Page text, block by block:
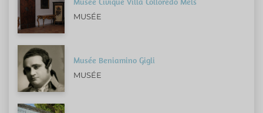
MUSÉE
Musée Beniamino Gigli
MUSÉE